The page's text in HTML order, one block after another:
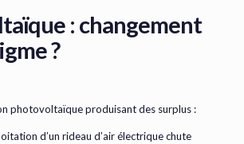
: changement
?
photovoltaïque produisant des surplus :
d’un rideau d’air électrique chute